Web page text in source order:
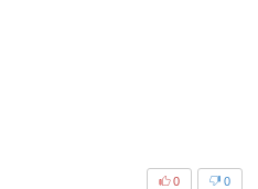
0
0